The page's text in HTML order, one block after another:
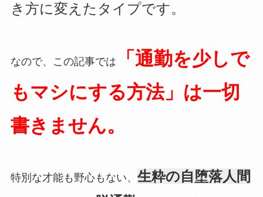
き方に変えたタイプです。
なので、この記事では
「通勤を少しで
もマシにする方法」は一切
書きません。
特別な才能も野心もない、 生粋の自堕落人間